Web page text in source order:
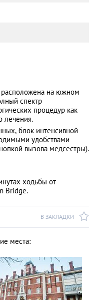
на южном
спектр
процедур как
лечения.
блок интенсивной
удобствами
вызова медсестры).
ходьбы от
Bridge.
В ЗАКЛАДКИ
места: